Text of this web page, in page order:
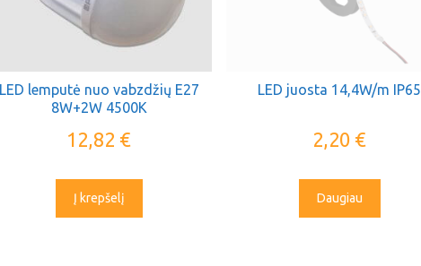
LED lemputė nuo vabzdžių E27
8W+2W 4500K
12,82 €
Į krepšelį
LED juosta 14,4W/m IP65
2,20 €
Daugiau